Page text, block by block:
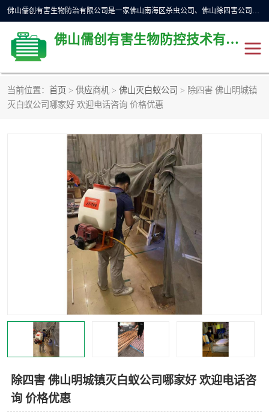
佛山儒创有害生物防治有限公司是一家佛山南海区杀虫公司、佛山除四害公司、佛山灭白蚁公司、佛山白蚁防治公司，让您远离虫害困扰。要问佛山白蚁防治哪家好？佛山儒创有害生物防治有限公司全佛山、广州，正规公司，上门勘查，可靠，售后有保障。
佛山儒创有害生物防控技术有限公司
当前位置： 首页 > 供应商机 > 佛山灭白蚁公司 > 除四害 佛山明城镇
灭白蚁公司哪家好 欢迎电话咨询 价格优惠
除四害 佛山明城镇灭白蚁公司哪家好 欢迎电话咨
询 价格优惠
除四害公司 佛山杀虫
佛山白蚁防治公司
佛山灭白蚁公司 佛山杀虫公司
佛山除四害公司 灭鼠
消杀
灭跳蚤
灭蟑螂
果蝇防治
害虫防治